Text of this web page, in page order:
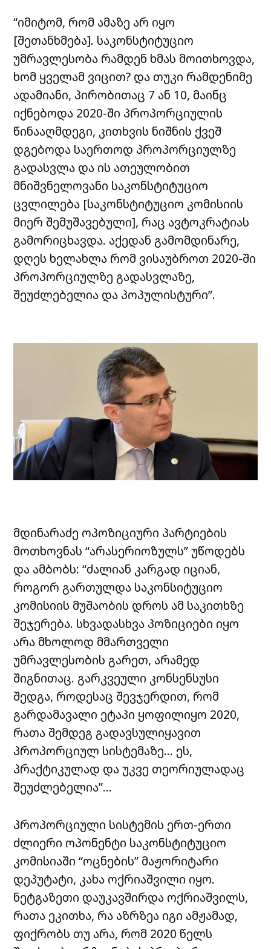
“იმიტომ, რომ ამაზე არ იყო
[შეთანხმება]. საკონსტიტუციო
უმრავლესობა რამდენ ხმას მოითხოვდა,
ხომ ყველამ ვიცით? და თუკი რამდენიმე
ადამიანი, პირობითაც 7 ან 10, მაინც
იქნებოდა 2020-ში პროპორციულის
წინააღმდეგი, კითხვის ნიშნის ქვეშ
დგებოდა საერთოდ პროპორციულზე
გადასვლა და ის ათეულობით
მნიშვნელოვანი საკონსტიტუციო
ცვლილება [საკონსტიტუციო კომისიის
მიერ შემუშავებული], რაც ავტოკრატიას
გამორიცხავდა. აქედან გამომდინარე,
დღეს ხელახლა რომ ვისაუბროთ 2020-ში
პროპორციულზე გადასვლაზე,
შეუძლებელია და პოპულისტური”.
მდინარაძე ოპოზიციური პარტიების
მოთხოვნას “არასერიოზულს” უწოდებს
და ამბობს: “ძალიან კარგად იციან,
როგორ გართულდა საკონსიტუციო
კომისიის მუშაობის დროს ამ საკითხზე
შეჯერება. სხვადასხვა პოზიციები იყო
არა მხოლოდ მმართველი
უმრავლესობის გარეთ, არამედ
შიგნითაც. გარკვეული კონსენსუსი
შედგა, როდესაც შევჯერდით, რომ
გარდამავალი ეტაპი ყოფილიყო 2020,
რათა შემდეგ გადავსულიყავით
პროპორციულ სისტემაზე… ეს,
პრაქტიკულად და უკვე თეორიულადაც
შეუძლებელია”…
პროპორციული სისტემის ერთ-ერთი
ძლიერი ოპონენტი საკონსტიტუციო
კომისიაში “ოცნების” მაჟორიტარი
დეპუტატი, კახა ოქრიაშვილი იყო.
ნეტგაზეთი დაუკავშირდა ოქრიაშვილს,
რათა ეკითხა, რა აზრზეა იგი ამჟამად,
ფიქრობს თუ არა, რომ 2020 წელს